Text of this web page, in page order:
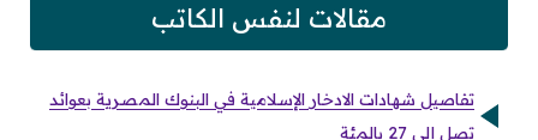
مقالات لنفس الكاتب
تفاصيل شهادات الادخار الإسلامية في البنوك المصرية بعوائد
تصل إلى 27 بالمئة